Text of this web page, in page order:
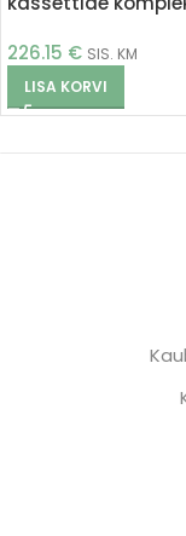
226.15 € SIS. KM
LISA KORVI